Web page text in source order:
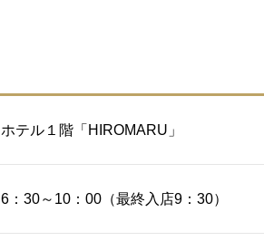
ホテル１階「HIROMARU」
6：30～10：00（最終入店9：30）